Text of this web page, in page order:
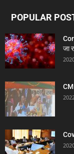
POPULAR
जा